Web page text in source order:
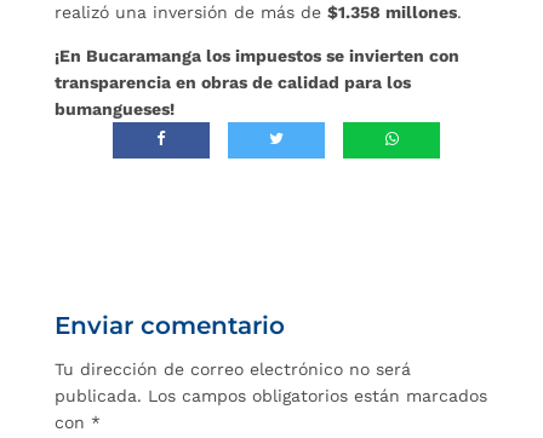
realizó una inversión de más de $1.358 millones.
¡En Bucaramanga los impuestos se invierten con
transparencia en obras de calidad para los
bumangueses!
Enviar comentario
Tu dirección de correo electrónico no será
publicada. Los campos obligatorios están marcados
con *